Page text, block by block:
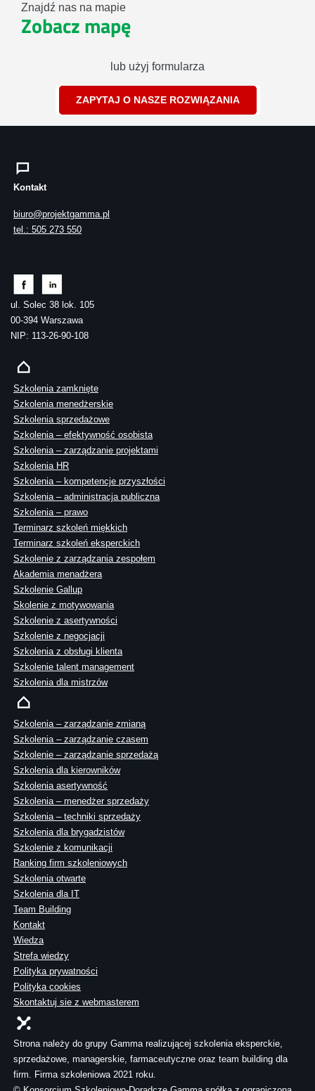
Znajdź nas na mapie
Zobacz mapę
lub użyj formularza
ZAPYTAJ O NASZE ROZWIĄZANIA
Kontakt
biuro@projektgamma.pl
tel.: 505 273 550
ul. Solec 38 lok. 105
00-394 Warszawa
NIP: 113-26-90-108
Szkolenia zamknięte
Szkolenia menedżerskie
Szkolenia sprzedażowe
Szkolenia – efektywność osobista
Szkolenia – zarządzanie projektami
Szkolenia HR
Szkolenia – kompetencje przyszłości
Szkolenia – administracja publiczna
Szkolenia – prawo
Terminarz szkoleń miękkich
Terminarz szkoleń eksperckich
Szkolenie z zarządzania zespołem
Akademia menadżera
Szkolenie Gallup
Skolenie z motywowania
Szkolenie z asertywności
Szkolenie z negocjacji
Szkolenia z obsługi klienta
Szkolenie talent management
Szkolenia dla mistrzów
Szkolenia – zarządzanie zmianą
Szkolenia – zarządzanie czasem
Szkolenie – zarządzanie sprzedażą
Szkolenia dla kierowników
Szkolenia asertywność
Szkolenia – menedżer sprzedaży
Szkolenia – techniki sprzedaży
Szkolenia dla brygadzistów
Szkolenie z komunikacji
Ranking firm szkoleniowych
Szkolenia otwarte
Szkolenia dla IT
Team Building
Kontakt
Wiedza
Strefa wiedzy
Polityka prywatności
Polityka cookies
Skontaktuj sie z webmasterem
Strona należy do grupy Gamma realizującej szkolenia eksperckie,
sprzedażowe, managerskie, farmaceutyczne oraz team building dla
firm. Firma szkoleniowa 2021 roku.